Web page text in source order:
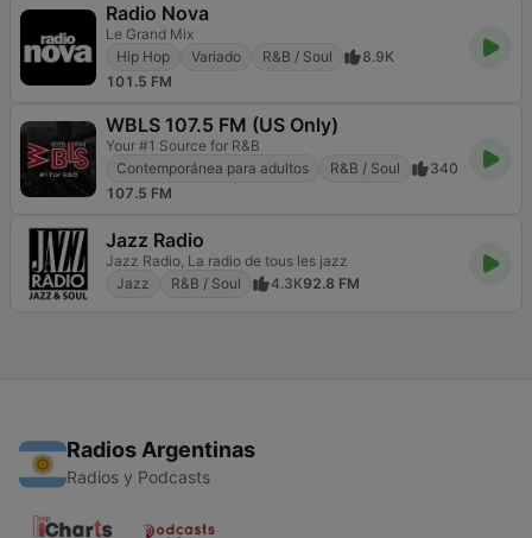
Radio Nova
Le Grand Mix
Hip Hop
Variado R&B / Soul
8.9K
101.5 FM
WBLS 107.5 FM (US Only)
Your #1 Source for R&B
Contemporánea para adultos
R&B / Soul
340
107.5 FM
Jazz Radio
Jazz Radio, La radio de tous les jazz
Jazz
R&B / Soul 4.3K92.8 FM
Radios Argentinas
Radios y Podcasts